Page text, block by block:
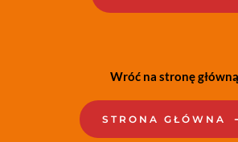
Wróć na stronę główną
STRONA GŁÓWNA